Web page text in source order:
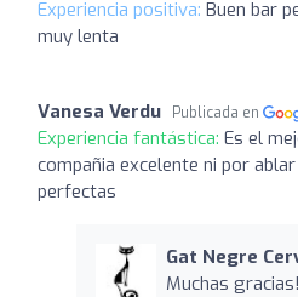
Experiencia positiva: Buen bar
muy lenta
Vanesa Verdu Publicada en
Experiencia fantástica: Es el
compañia excelente ni por
perfectas
Gat Negre
Muchas